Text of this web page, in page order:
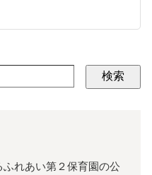
検索
れあい第２保育園の公